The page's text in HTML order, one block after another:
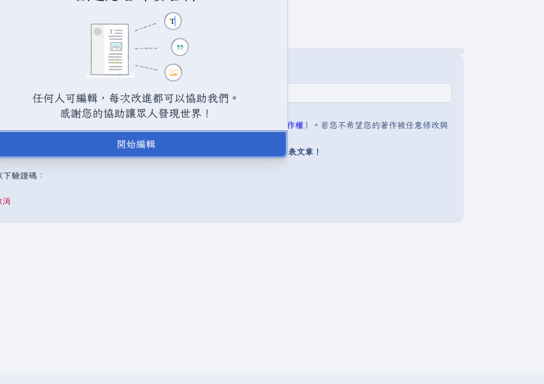
說明:著作權 ）。若您不希望您的著作被任意修改與
是取自不受版權保護的公開領域或自由資源。 請勿在未經授權的情況下發表文章！
驗證碼：
消
任何人可編輯，每次改進都可以協助我們。
感謝您的協助讓眾人發現世界！
開始編輯